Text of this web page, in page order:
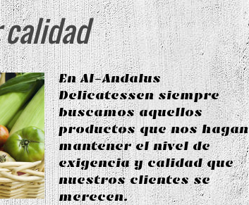
En Al-Andalus
Delicatessen siempre
buscamos aquellos
productos que nos hagan
mantener el nivel de
exigencia y calidad que
nuestros clientes se
merecen.